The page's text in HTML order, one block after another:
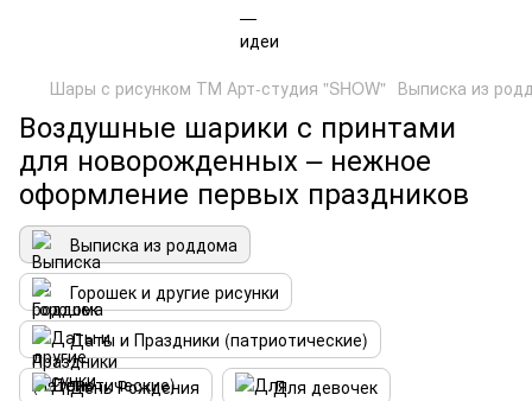
Шары с рисунком ТМ Арт-студия "SHOW" Выписка из
Воздушные шарики с принтами
для новорожденных – нежное
оформление первых праздников
Выписка из роддома
Горошек и другие рисунки
Даты и Праздники (патриотические)
День Рождения
Для девочек